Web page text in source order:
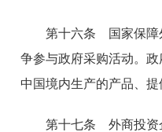
第十六条 国家保障
争参与政府采购活动。
中国境内生产的产品、提
第十七条 外商投资